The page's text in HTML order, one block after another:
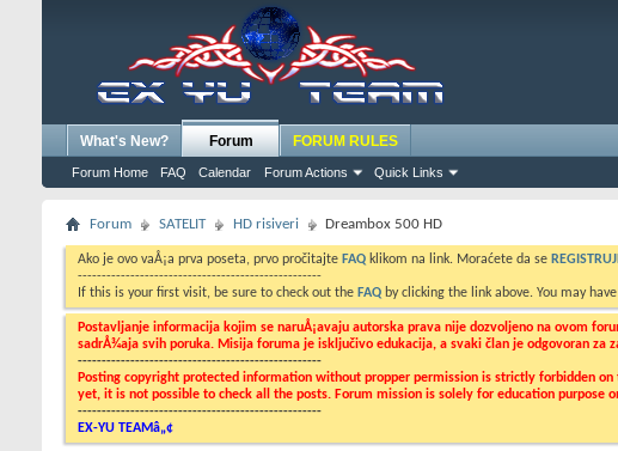
What's New? Forum
Forum Home FAQ Calendar Forum Actions Quick Links
FORUM RULES
Forum SATELIT HD risiveri Dreambox 500 HD
Ako je ovo vaÅ¡a prva poseta, prvo pročitajte FAQ klikom na link. Moraćete da se
---------------------------------------------------
If this is your first visit, be sure to check out the FAQ by clicking the link above. You may
Postavljanje informacija kojim se naruÅ¡avaju autorska prava nije dozvoljeno na ovom
sadrÅ¾aja svih poruka. Misija foruma je isključivo edukacija, a svaki član je odgovoran za
---------------------------------------------------
Posting copyright protected information without propper permission is strictly forbidden
yet, it is not possible to check all the posts. Forum mission is solely for education
---------------------------------------------------
EX-YU TEAMâ„¢